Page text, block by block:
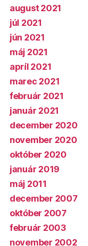
august 2021
júl 2021
jún 2021
máj 2021
apríl 2021
marec 2021
február 2021
január 2021
december 2020
november 2020
október 2020
január 2019
máj 2011
december 2007
október 2007
február 2003
november 2002